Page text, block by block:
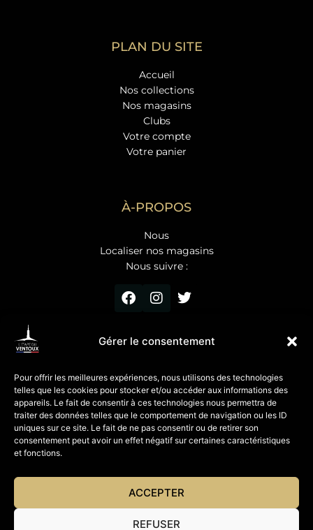
Gérer le consentement
Pour offrir les meilleures expériences, nous utilisons des technologies
telles que les cookies pour stocker et/ou accéder aux informations des
appareils. Le fait de consentir à ces technologies nous permettra de
traiter des données telles que le comportement de navigation ou les ID
uniques sur ce site. Le fait de ne pas consentir ou de retirer son
consentement peut avoir un effet négatif sur certaines caractéristiques
et fonctions.
ACCEPTER
REFUSER
PLAN DU SITE
Accueil
Nos collections
Nos magasins
Clubs
Votre compte
Votre panier
À-PROPOS
Nous
Localiser nos magasins
Nous suivre :
Vos suggestions, vos avis
Partagez vos photos
Mentions légales